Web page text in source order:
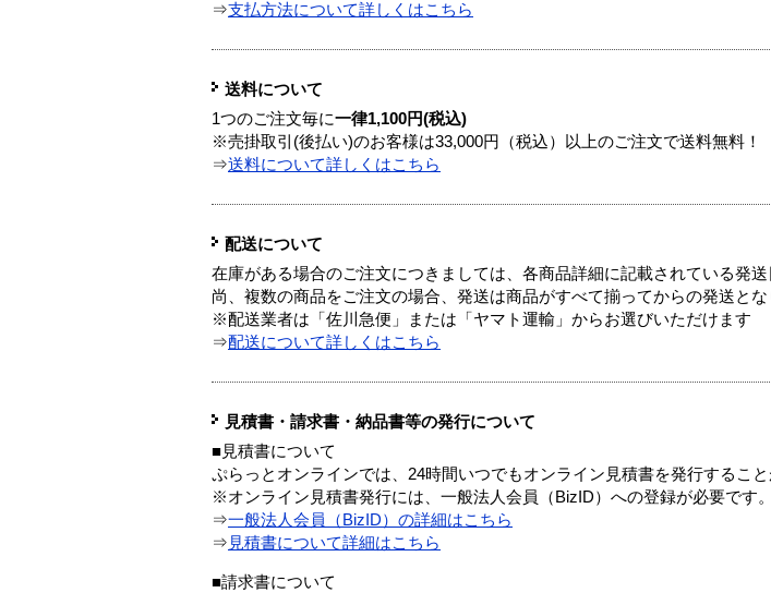
⇒支払方法について詳しくはこちら
送料について
1つのご注文毎に一律1,100円(税込)
※売掛取引(後払い)のお客様は33,000円（税込）以上のご注文で送料無料！
⇒送料について詳しくはこちら
配送について
在庫がある場合のご注文につきましては、各商品詳細に記載されている発送
尚、複数の商品をご注文の場合、発送は商品がすべて揃ってからの発送とな
※配送業者は「佐川急便」または「ヤマト運輸」からお選びいただけます
⇒配送について詳しくはこちら
見積書・請求書・納品書等の発行について
■見積書について
ぷらっとオンラインでは、24時間いつでもオンライン見積書を発行すること
※オンライン見積書発行には、一般法人会員（BizID）への登録が必要です。
⇒一般法人会員（BizID）の詳細はこちら
⇒ 見積書について詳細はこちら
■請求書について